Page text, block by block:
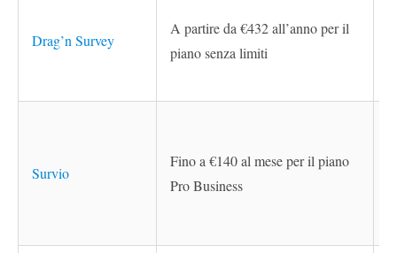
Drag’n Survey
A partire da €432 all’anno per il
piano senza limiti
Survio
Fino a €140 al mese per il piano
Pro Business